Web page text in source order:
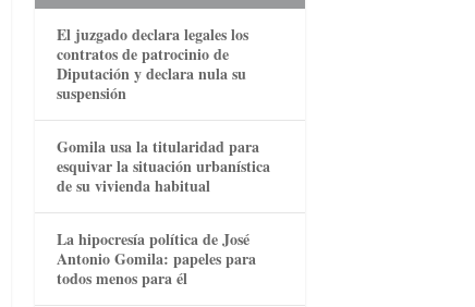
El juzgado declara legales los
contratos de patrocinio de
Diputación y declara nula su
suspensión
Gomila usa la titularidad para
esquivar la situación urbanística
de su vivienda habitual
La hipocresía política de José
Antonio Gomila: papeles para
todos menos para él